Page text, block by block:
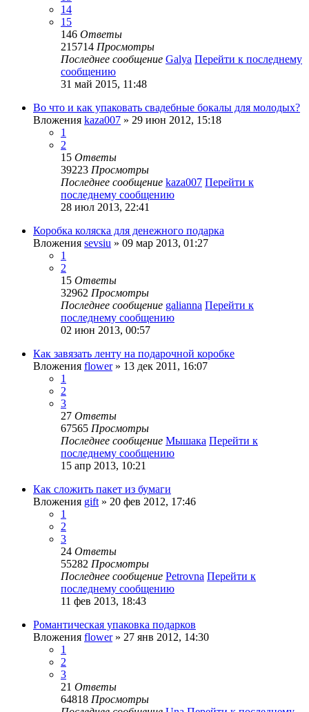
14
15
146 Ответы
215714 Просмотры
Последнее сообщение Galya Перейти к последнему
сообщению
31 май 2015, 11:48
Во что и как упаковать свадебные бокалы для молодых?
Вложения kaza007 » 29 июн 2012, 15:18
1
2
15 Ответы
39223 Просмотры
Последнее сообщение kaza007 Перейти к
последнему сообщению
28 июл 2013, 22:41
Коробка коляска для денежного подарка
Вложения sevsiu » 09 мар 2013, 01:27
1
2
15 Ответы
32962 Просмотры
Последнее сообщение galianna Перейти к
последнему сообщению
02 июн 2013, 00:57
Как завязать ленту на подарочной коробке
Вложения flower» 13 дек 2011, 16:07
1
2
3
27 Ответы
67565 Просмотры
Последнее сообщение Мышака Перейти к
последнему сообщению
15 апр 2013, 10:21
Как сложить пакет из бумаги
Вложения gift » 20 фев 2012, 17:46
1
2
3
24 Ответы
55282 Просмотры
Последнее сообщение Petrovna Перейти к
последнему сообщению
11 фев 2013, 18:43
Романтическая упаковка подарков
Вложения flower» 27 янв 2012, 14:30
1
2
3
21 Ответы
64818 Просмотры